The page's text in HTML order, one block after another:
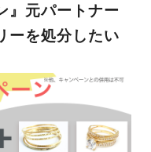
』元パートナー
ーを処分したい